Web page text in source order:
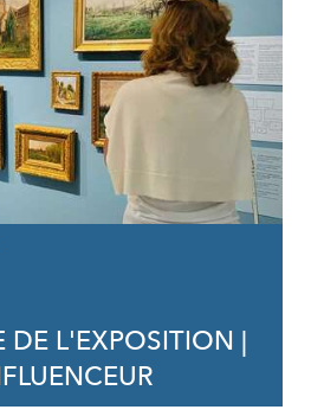
DE L'EXPOSITION |